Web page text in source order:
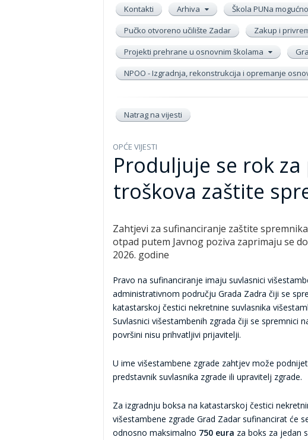
Kontakti
Arhiva Škola PUNa
Pučko otvoreno učilište Zadar
Zakup i
Projekti prehrane u osnovnim školama
NPOO - Izgradnja, rekonstrukcija i opremanje
Natrag na vijesti
OPĆE VIJESTI
Produljuje se rok
troškova zaštite
Zahtjevi za sufinanciranje zaštite
otpad putem Javnog poziva zaprimaju se
2026. godine
Pravo na sufinanciranje imaju suvlasnici
administrativnom području Grada Zadra čiji se
katastarskoj čestici nekretnine suvlasnika
Suvlasnici višestambenih zgrada čiji se spremnici
površini nisu prihvatljivi prijavitelji.
U ime višestambene zgrade zahtjev može
predstavnik suvlasnika zgrade ili upravitelj zgrade.
Za izgradnju boksa na katastarskoj čestici
višestambene zgrade Grad Zadar sufinancirat će
odnosno maksimalno 750 eura za boks za jedan